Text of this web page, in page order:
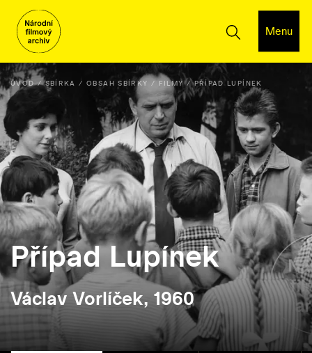
Menu
ÚVOD SBÍRKA OBSAH SBÍRKY FILMY PŘÍPAD LUPÍNEK
Případ Lupínek
Václav Vorlíček, 1960